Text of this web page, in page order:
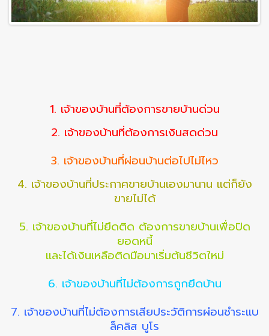
1. เจ้าของบ้านที่ต้องการขายบ้านด่วน
2. เจ้าของบ้านที่ต้องการเงินสดด่วน
3. เจ้าของบ้านที่ผ่อนบ้านต่อไปไม่ไหว
4. เจ้าของบ้านที่ประกาศขายบ้านเองมานาน แต่ก็ยัง
ขายไม่ได้
5. เจ้าของบ้านที่ไม่ยึดติด ต้องการขายบ้านเพื่อปิด
ยอดหนี้
และได้เงินเหลือติดมือมาเริ่มต้นชีวิตใหม่
6. เจ้าของบ้านที่ไม่ต้องการถูกยึดบ้าน
7. เจ้าของบ้านที่ไม่ต้องการเสียประวัติการผ่อนชำระแบ
ล็คลิส บูโร